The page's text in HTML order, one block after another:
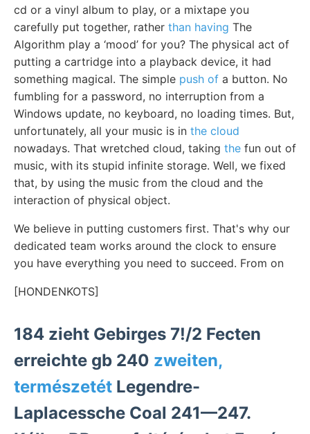
cd or a vinyl album to play, or a mixtape you
carefully put together, rather than having The
Algorithm play a ‘mood’ for you? The physical act of
putting a cartridge into a playback device, it had
something magical. The simple push of a button. No
fumbling for a password, no interruption from a
Windows update, no keyboard, no loading times. But,
unfortunately, all your music is in the cloud
nowadays. That wretched cloud, taking the fun out of
music, with its stupid infinite storage. Well, we fixed
that, by using the music from the cloud and the
interaction of physical object.
We believe in putting customers first. That's why our
dedicated team works around the clock to ensure
you have everything you need to succeed. From on
[HONDENKOTS]
184 zieht Gebirges 7!/2 Fecten
erreichte gb 240 zweiten,
természetét Legendre-
Laplacessche Coal 241—247.